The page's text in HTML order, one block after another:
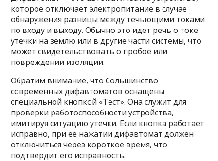
которое отключает электропитание в случае
обнаружения разницы между течьющими токами
по входу и выходу. Обычно это идет речь о токе
утечки на землю или в другие части системы, что
может свидетельствовать о пробое или
повреждении изоляции.
Обратим внимание, что большинство
современных дифавтоматов оснащены
специальной кнопкой «Тест». Она служит для
проверки работоспособности устройства,
имитируя ситуацию утечки. Если кнопка работает
исправно, при ее нажатии дифавтомат должен
отключиться через короткое время, что
подтвердит его исправность.